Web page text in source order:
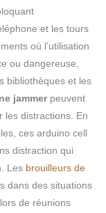
et les tours
où l’utilisation
ou dangereuse,
bibliothèques et les
jammerpeuvent
les distractions. En
ces arduino cell
distraction qui
Les brouilleurs de
dans des situations
de réunions